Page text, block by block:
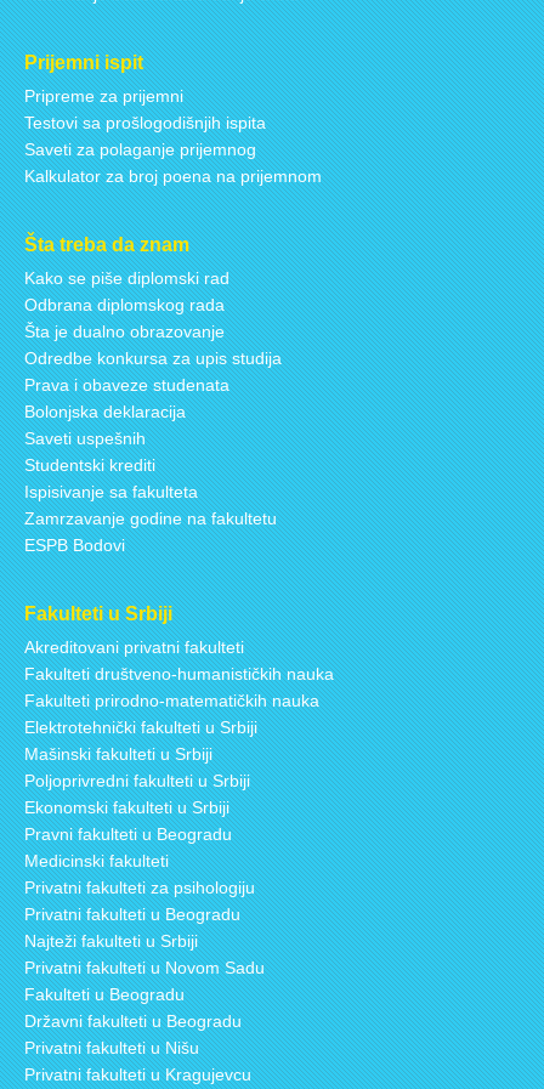
Prijemni ispit
Pripreme za prijemni
Testovi sa prošlogodišnjih ispita
Saveti za polaganje prijemnog
Kalkulator za broj poena na prijemnom
Šta treba da znam
Kako se piše diplomski rad
Odbrana diplomskog rada
Šta je dualno obrazovanje
Odredbe konkursa za upis studija
Prava i obaveze studenata
Bolonjska deklaracija
Saveti uspešnih
Studentski krediti
Ispisivanje sa fakulteta
Zamrzavanje godine na fakultetu
ESPB Bodovi
Fakulteti u Srbiji
Akreditovani privatni fakulteti
Fakulteti društveno-humanističkih nauka
Fakulteti prirodno-matematičkih nauka
Elektrotehnički fakulteti u Srbiji
Mašinski fakulteti u Srbiji
Poljoprivredni fakulteti u Srbiji
Ekonomski fakulteti u Srbiji
Pravni fakulteti u Beogradu
Medicinski fakulteti
Privatni fakulteti za psihologiju
Privatni fakulteti u Beogradu
Najteži fakulteti u Srbiji
Privatni fakulteti u Novom Sadu
Fakulteti u Beogradu
Državni fakulteti u Beogradu
Privatni fakulteti u Nišu
Privatni fakulteti u Kragujevcu